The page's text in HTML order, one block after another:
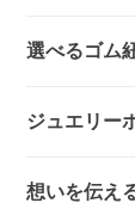
選べるゴム
ジュエリー
想いを伝え